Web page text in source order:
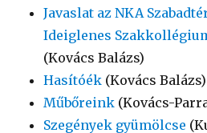
Javaslat az NKA
Ideiglenes
(Kovács Balázs)
Hasítóék (Kovács Balázs)
Műbőreink (Kovács-
Szegények gyümölcse